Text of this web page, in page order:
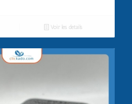
Voir les détails